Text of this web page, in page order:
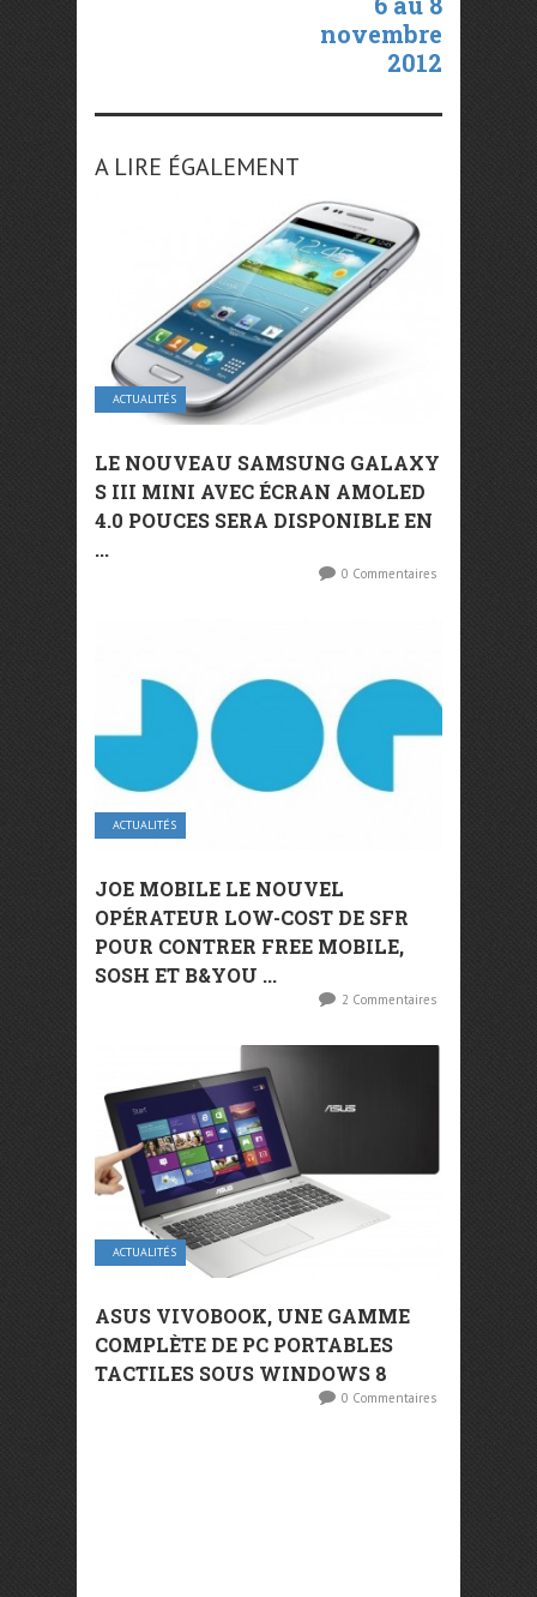
novembre
2012
A LIRE ÉGALEMENT
ACTUALITÉS
LE NOUVEAU SAMSUNG GALAXY
S III MINI AVEC ÉCRAN AMOLED
4.0 POUCES SERA DISPONIBLE EN
...
0 Commentaires
ACTUALITÉS
JOE MOBILE LE NOUVEL
OPÉRATEUR LOW-COST DE SFR
POUR CONTRER FREE MOBILE,
SOSH ET B&YOU ...
2 Commentaires
ACTUALITÉS
ASUS VIVOBOOK, UNE GAMME
COMPLÈTE DE PC PORTABLES
TACTILES SOUS WINDOWS 8
0 Commentaires